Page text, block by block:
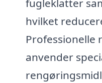
fugleklatter
hvilket
Professionelle
anvender